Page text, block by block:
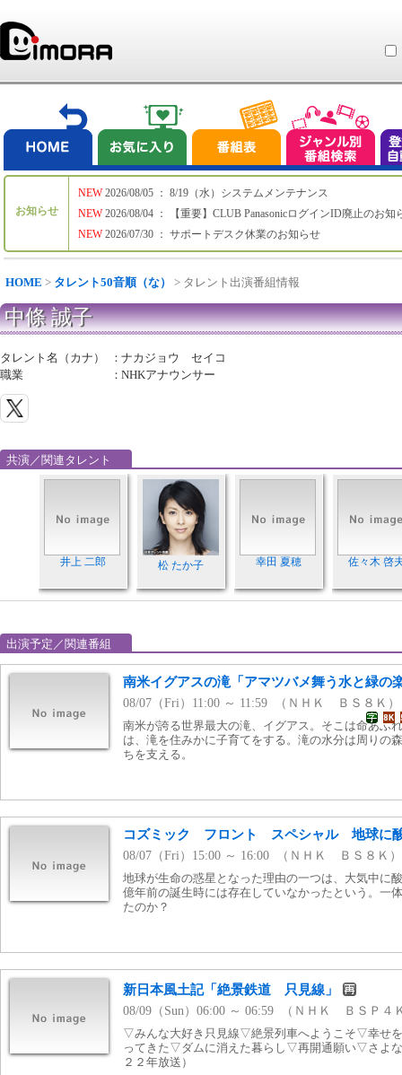
お知らせ
NEW
NEW
NEW
2026/08/05 ： 8/19（水）システムメンテナンス
2026/08/04 ： 【重要】CLUB PanasonicログインID廃止のお知
2026/07/30 ： サポートデスク休業のお知らせ
HOME > タレント50音順（な） > タレント出演番組情報
中條 誠子
タレント名（カナ） ：ナカジョウ セイコ
職業
：NHKアナウンサー
共演／関連タレント
井上 二郎 松 たか子 幸田 夏穂 佐々木 啓
出演予定／関連番組
南米イグアスの滝「アマツバメ舞う水と緑の
08/07（Fri）11:00 ～ 11:59 （ＮＨＫ ＢＳ８Ｋ）
南米が誇る世界最大の滝、イグアス。そこは命あふ
は、滝を住みかに子育てをする。滝の水分は周りの
ちを支える。
コズミック フロント スペシャル 地球に
08/07（Fri）15:00 ～ 16:00 （ＮＨＫ ＢＳ８Ｋ）
地球が生命の惑星となった理由の一つは、大気中に
億年前の誕生時には存在していなかったという。一
たのか？
新日本風土記「絶景鉄道 只見線」
08/09（Sun）06:00 ～ 06:59 （ＮＨＫ ＢＳＰ４
▽みんな大好き只見線▽絶景列車へようこそ▽幸せ
ってきた▽ダムに消えた暮らし▽再開通願い▽さよ
２２年放送）